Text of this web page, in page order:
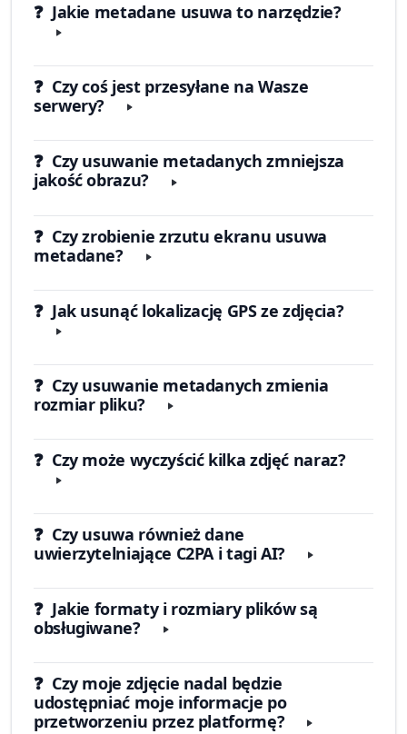
❓ Jakie metadane usuwa to narzędzie?
❓ Czy coś jest przesyłane na Wasze
serwery?
❓ Czy usuwanie metadanych zmniejsza
jakość obrazu?
❓ Czy zrobienie zrzutu ekranu usuwa
metadane?
❓ Jak usunąć lokalizację GPS ze zdjęcia?
❓ Czy usuwanie metadanych zmienia
rozmiar pliku?
❓ Czy może wyczyścić kilka zdjęć naraz?
❓ Czy usuwa również dane
uwierzytelniające C2PA i tagi AI?
❓ Jakie formaty i rozmiary plików są
obsługiwane?
❓ Czy moje zdjęcie nadal będzie
udostępniać moje informacje po
przetworzeniu przez platformę?